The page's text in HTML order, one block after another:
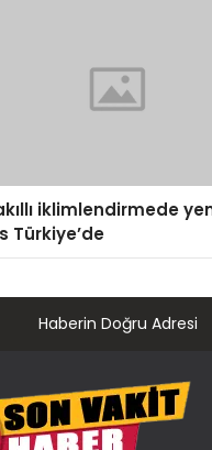
iklimlendirmede
Türkiye’de
Haberin Doğru Adresi